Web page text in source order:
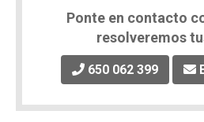
Ponte en contacto
resolveremos
650 062 399